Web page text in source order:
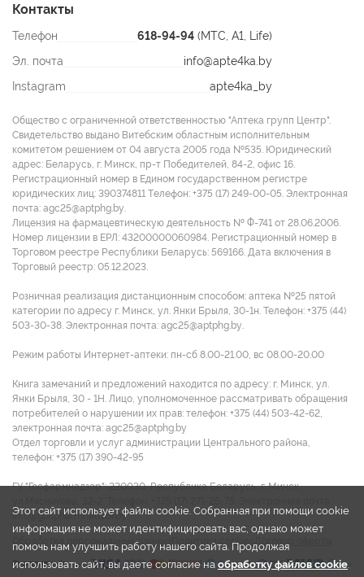
Контакты
Телефон 618-94-94 (МТС, A1, Life)
Эл. почта
info@apte4ka.by
Instagram
apte4ka_by
Общество с ограниченной ответственностью "Аптека групп Центр".
Свидетельство выдано Витебским областным исполнительным
комитетом решением от 04 августа 2005 года №535. Юридический
адрес: Беларусь, г. Минск, пр-т Победителей, 84-2, офис 16.
Регистрационный номер в Едином государственном регистре
юридических лиц: 390374811 Tелефон: +375 (17) 249-00-05. Электронная
почта: agc25@aptphg.by.
Лицензия на фармацевтическую деятельность № Ф-741 от 28.06.2006.
Номер лицензии в ЕРЛ: 43200000060984. Регистрационный номер в
Торговом реестре Республики Беларусь: 569166. Дата включения в
Торговый реестр: 05.12.2023.
Розничная реализация дистанционным способом: аптека №25 пятой
категории по адресу г. Минск, ул. Янки Брыля, 30-1н. Телефон: +375 (44)
503-30-38. Электронная почта: agc25@aptphg.by.
Режим работы Интернет-аптеки: пн-сб 8.00-21.00, вс 08.00-20.00
Книга замечаний и предложений находится по адресу: г. Минск, ул.
Янки Брыля, 30 - 1Н. Лицо, уполномоченное рассматривать обращения
потребителей о нарушении их прав: телефон: +375 (44) 503-42-62,
электронная почта: agc25@aptphg.by
Отдел торговли и услуг администрации Центрального района,
телефон: +375 (17) 390-42-95
ГУ "Госфармнадзор": 220030, Республика Беларусь, г. Минск,
info@gospharmnadzor.by
Обработка персональных данных Политика cookies
Этот сайт использует файлы cookie. Собранная при помощи cookie
информация не может идентифицировать вас, однако может
помочь нам улучшить работу нашего сайта. Продолжая
использовать сайт, вы даете согласие на обработку файлов cookie.